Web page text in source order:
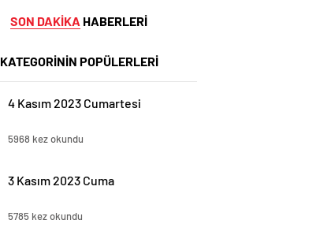
SON DAKİKA HABERLERİ
KATEGORİNİN POPÜLERLERİ
4 Kasım 2023 Cumartesi
5968 kez okundu
3 Kasım 2023 Cuma
5785 kez okundu